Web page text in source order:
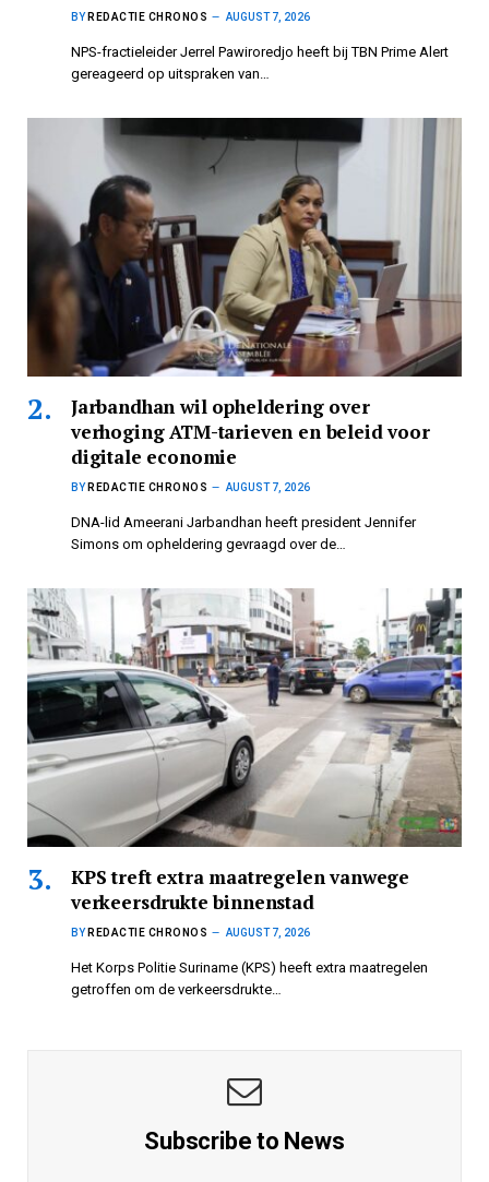
BY REDACTIE CHRONOS AUGUST 7, 2026
NPS-fractieleider Jerrel Pawiroredjo heeft bij TBN Prime Alert
gereageerd op uitspraken van…
Jarbandhan wil opheldering over
verhoging ATM-tarieven en beleid voor
digitale economie
BY REDACTIE CHRONOS AUGUST 7, 2026
DNA-lid Ameerani Jarbandhan heeft president Jennifer
Simons om opheldering gevraagd over de…
KPS treft extra maatregelen vanwege
verkeersdrukte binnenstad
BY REDACTIE CHRONOS AUGUST 7, 2026
Het Korps Politie Suriname (KPS) heeft extra maatregelen
getroffen om de verkeersdrukte…
Subscribe to News